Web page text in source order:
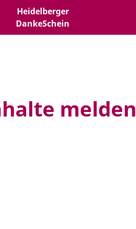
Heidelberger
DankeSchein
melden